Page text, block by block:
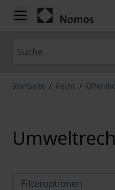
Zum Inhalt springen
Startseite / Recht /
Filteroptionen